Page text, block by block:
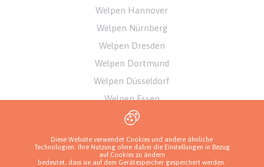
Welpen Hannover
Welpen Nürnberg
Welpen Dresden
Welpen Dortmund
Welpen Düsseldorf
Welpen Essen
Welpen Köln
Welpen Innsbruck
Diese Website verwendet Cookies und andere ähnliche
Technologien. Ihre Nutzung ohne dabei die Einstellungen in Bezug
auf Cookies zu ändern
bedeutet, dass sie auf dem Gerätespeicher gespeichert werden.